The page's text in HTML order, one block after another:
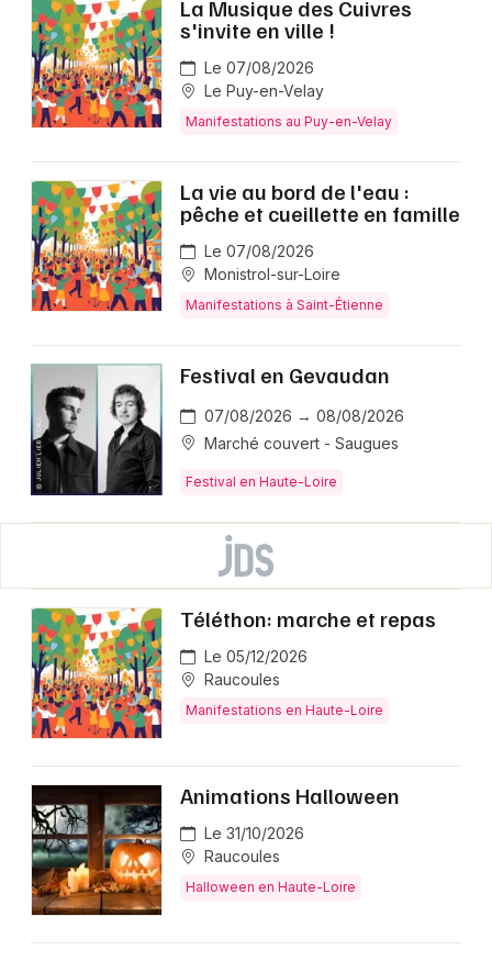
La Musique des Cuivres
s'invite en ville !
Le 07/08/2026
Le Puy-en-Velay
Manifestations au Puy-en-Velay
La vie au bord de l'eau :
pêche et cueillette en famille
Le 07/08/2026
Monistrol-sur-Loire
Manifestations à Saint-Étienne
Festival en Gevaudan
07/08/2026 → 08/08/2026
Marché couvert - Saugues
Festival en Haute-Loire
Téléthon: marche et repas
Le 05/12/2026
Raucoules
Manifestations en Haute-Loire
Animations Halloween
Le 31/10/2026
Raucoules
Halloween en Haute-Loire